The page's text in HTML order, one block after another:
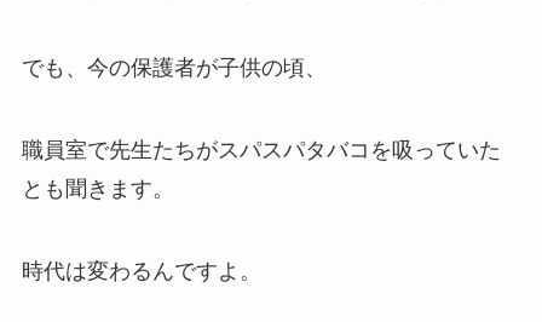
でも、今の保護者が子供の頃、
職員室で先生たちがスパスパタバコを吸っていた
とも聞きます。
時代は変わるんですよ。